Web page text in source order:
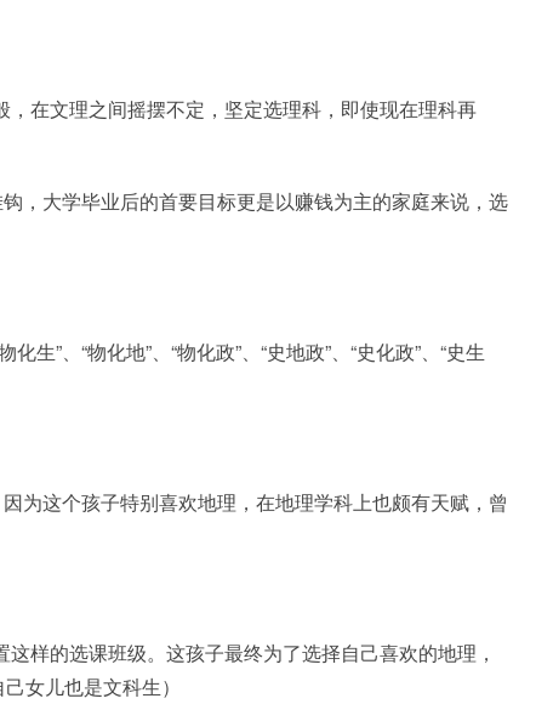
在文理之间摇摆不定，坚定选理科，即使现在理科再
，大学毕业后的首要目标更是以赚钱为主的家庭来说，选
”、“物化地”、“物化政”、“史地政”、“史化政”、“史生
为这个孩子特别喜欢地理，在地理学科上也颇有天赋，曾
样的选课班级。这孩子最终为了选择自己喜欢的地理，
女儿也是文科生）